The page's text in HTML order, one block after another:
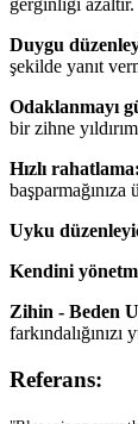
Duygu
şekilde yanıt
Odaklanmayı
bir zihne
Hızlı rahatlama:
başparmağınıza
Uyku
Kendini
Zihin - Beden
farkındalığınızı
Referans: